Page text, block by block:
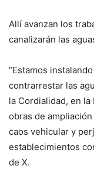
Allí avanzan los
canalizarán las
“Estamos
contrarrestar las
la Cordialidad, en la
obras de
caos vehicular y
establecimientos
de X.